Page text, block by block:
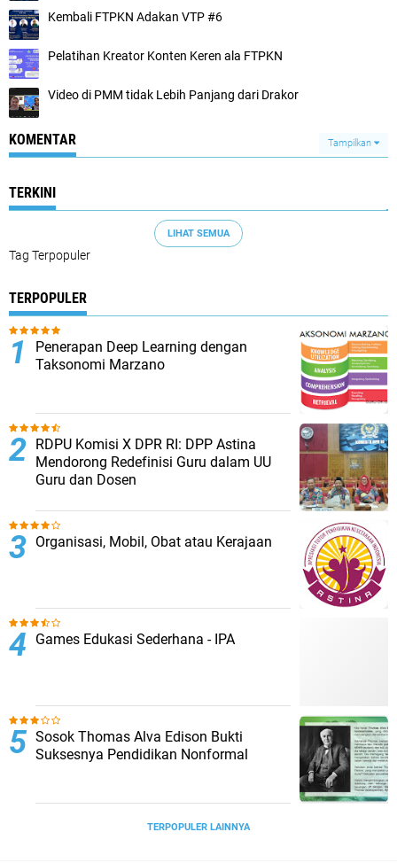
Kembali FTPKN Adakan VTP #6
Pelatihan Kreator Konten Keren ala FTPKN
Video di PMM tidak Lebih Panjang dari Drakor
KOMENTAR Tampilkan
TERKINI
LIHAT SEMUA
Tag Terpopuler
TERPOPULER
Penerapan Deep Learning dengan
Taksonomi Marzano
RDPU Komisi X DPR RI: DPP Astina
Mendorong Redefinisi Guru dalam UU
Guru dan Dosen
Organisasi, Mobil, Obat atau Kerajaan
Games Edukasi Sederhana - IPA
Sosok Thomas Alva Edison Bukti
Suksesnya Pendidikan Nonformal
TERPOPULER LAINNYA